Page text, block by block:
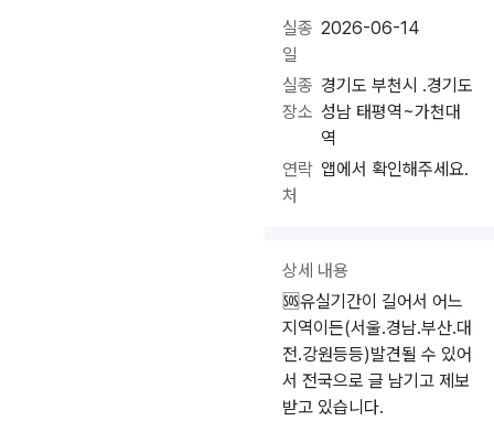
실종
일
2026-06-14
실종
장소
경기도 부천시 .경기도
성남 태평역~가천대
역
연락
처
앱에서 확인해주세요.
상세 내용
🆘️유실기간이 길어서 어느
지역이든(서울.경남.부산.대
전.강원등등)발견될 수 있어
서 전국으로 글 남기고 제보
받고 있습니다.